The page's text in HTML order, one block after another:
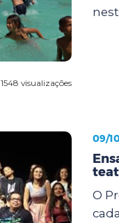
1548 visualizações
09/
O